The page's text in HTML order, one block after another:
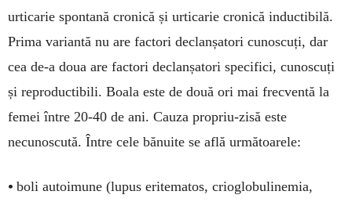
urticarie spontană cronică și urticarie cronică inductibilă.
Prima variantă nu are factori declanșatori cunoscuți, dar
cea de-a doua are factori declanșatori specifici, cunoscuți
și reproductibili. Boala este de două ori mai frecventă la
femei între 20-40 de ani. Cauza propriu-zisă este
necunoscută. Între cele bănuite se află următoarele:
• boli autoimune (lupus eritematos, crioglobulinemia,